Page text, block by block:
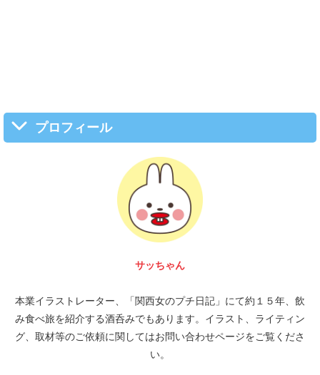
プロフィール
サッちゃん
本業イラストレーター、「関西女のプチ日記」にて約１５年、飲
み食べ旅を紹介する酒呑みでもあります。イラスト、ライティン
グ、取材等のご依頼に関してはお問い合わせページをご覧くださ
い。